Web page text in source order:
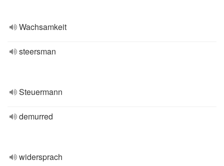
Wachsamkeit
steersman
Steuermann
demurred
widersprach